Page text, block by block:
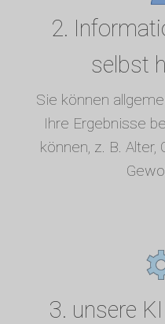
2.
selbst
Sie können
Ihre Ergebnisse
können, z. B.
3. unsere